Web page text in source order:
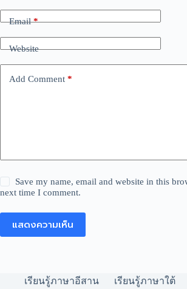
Email*
Website
Add Comment *
Save my name, email and website in this
next time I comment.
แสดงความเห็น
เรียนรู้ภาษาอีสาน เรียนรู้ภาษาใต้